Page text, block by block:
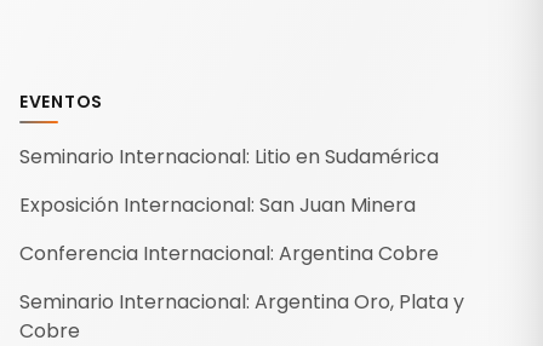
EVENTOS
Seminario Internacional: Litio en Sudamérica
Exposición Internacional: San Juan Minera
Conferencia Internacional: Argentina Cobre
Seminario Internacional: Argentina Oro, Plata y
Cobre